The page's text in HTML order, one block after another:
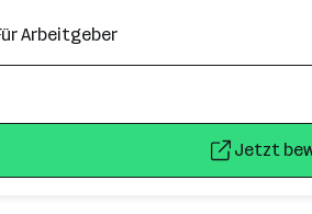
Arbeitgeber
Jetzt